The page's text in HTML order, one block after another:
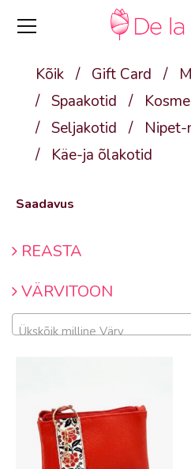
Kõik / Gift Card /
/ Spaakotid /
/ Seljakotid /
Nipet-
/
Käe-ja õlakotid
Saadavus
REASTA
VÄRVITOON
Ükskõik milline Värv